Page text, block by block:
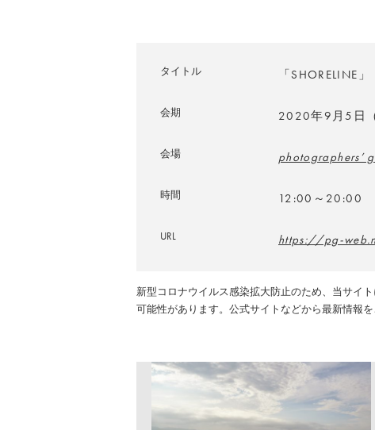
タイトル 「SHORELINE」
会期 2020年9月5日
会場 photographers’
時間 12:00～20:00
URL https://pg-
新型コロナウイルス感染拡大防止のため、当サイ
可能性があります。公式サイトなどから最新情報を